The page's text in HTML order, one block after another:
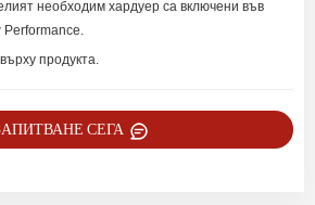
необходим хардуер са включени във
Performance.
продукта.
СЕГА